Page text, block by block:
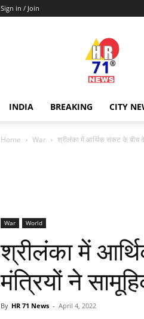
Sign in / Join
Hr71news
INDIA BREAKING CITY
Home War श्रीलंका में आर्थिक संकट के बीच
War World
श्रीलंका में
मंत्रियों ने
By HR 71 News - April 4, 2022